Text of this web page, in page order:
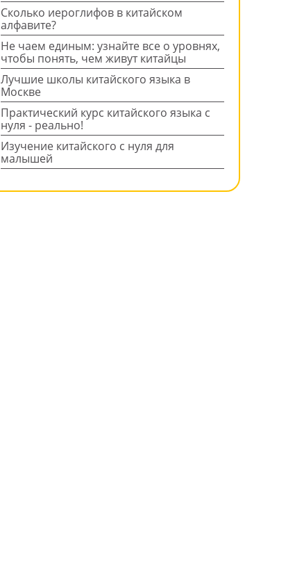
Cколько иероглифов в китайском
алфавите?
Не чаем единым: узнайте все о уровнях,
чтобы понять, чем живут китайцы
Лучшие школы китайского языка в
Москве
Практический курс китайского языка с
нуля - реально!
Изучение китайского с нуля для
малышей